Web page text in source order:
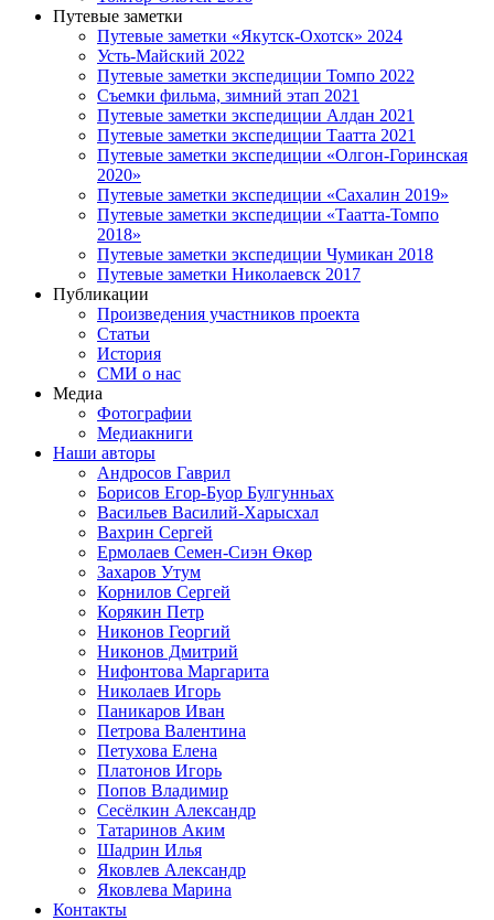
Путевые заметки
Путевые заметки «Якутск-Охотск» 2024
Усть-Майский 2022
Путевые заметки экспедиции Томпо 2022
Съемки фильма, зимний этап 2021
Путевые заметки экспедиции Алдан 2021
Путевые заметки экспедиции Таатта 2021
Путевые заметки экспедиции «Олгон-Горинская
2020»
Путевые заметки экспедиции «Сахалин 2019»
Путевые заметки экспедиции «Таатта-Томпо
2018»
Путевые заметки экспедиции Чумикан 2018
Путевые заметки Николаевск 2017
Публикации
Произведения участников проекта
Статьи
История
СМИ о нас
Медиа
Фотографии
Медиакниги
Наши авторы
Андросов Гаврил
Борисов Егор-Буор Булгунньах
Васильев Василий-Харысхал
Вахрин Сергей
Ермолаев Семен-Сиэн Өкөр
Захаров Утум
Корнилов Сергей
Корякин Петр
Никонов Георгий
Никонов Дмитрий
Нифонтова Маргарита
Николаев Игорь
Паникаров Иван
Петрова Валентина
Петухова Елена
Платонов Игорь
Попов Владимир
Сесёлкин Александр
Татаринов Аким
Шадрин Илья
Яковлев Александр
Яковлева Марина
Контакты